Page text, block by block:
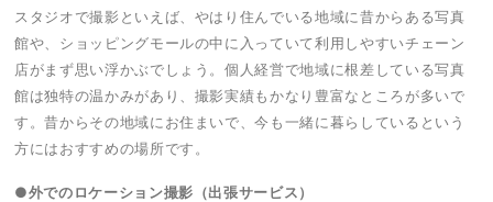
スタジオで撮影といえば、やはり住んでいる地域に昔からある写真
館や、ショッピングモールの中に入っていて利用しやすいチェーン
店がまず思い浮かぶでしょう。個人経営で地域に根差している写真
館は独特の温かみがあり、撮影実績もかなり豊富なところが多いで
す。昔からその地域にお住まいで、今も一緒に暮らしているという
方にはおすすめの場所です。
●外でのロケーション撮影（出張サービス）